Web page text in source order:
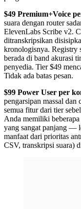
$49 Premium+Voice
suara dengan router
ElevenLabs Scribe v2.
ditranskripsikan
kronologisnya. Registry
berada di band akurasi
penyedia. Tier $49
Tidak ada batas pesan.
$99 Power User per
pengarsipan massal dan
semua fitur dari tier
Anda memiliki
yang sangat panjang —
manfaat dari prioritas
CSV, transkripsi suara)